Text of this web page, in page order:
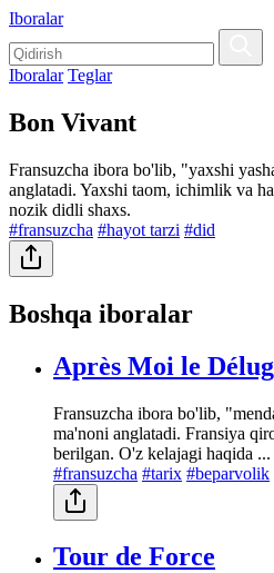
Iboralar
Iboralar Teglar
Bon Vivant
Fransuzcha ibora bo'lib, "yaxshi
anglatadi. Yaxshi taom, ichimlik va
nozik didli shaxs.
#fransuzcha #hayot tarzi #did
Boshqa iboralar
Après Moi le
Fransuzcha ibora bo'lib,
ma'noni anglatadi. Fransiya
berilgan. O'z kelajagi haqida ...
#fransuzcha #tarix #beparvolik
Tour de Force